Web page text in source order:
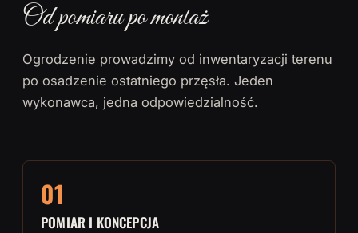
Od pomiaru po montaż
Ogrodzenie prowadzimy od inwentaryzacji terenu
po osadzenie ostatniego przęsła. Jeden
wykonawca, jedna odpowiedzialność.
01
POMIAR I KONCEPCJA